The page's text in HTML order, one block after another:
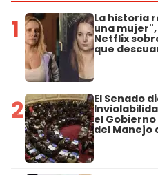
1 La historia
una
Netflix
que
2 El Senado
el
del Manejo